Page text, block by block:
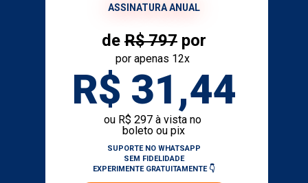
de R$ 797 por
por apenas 12x
R$ 31,44
ou R$ 297 à vista no
boleto ou pix
ASSINATURA ANUAL
SUPORTE NO WHATSAPP
SEM FIDELIDADE
EXPERIMENTE GRATUITAMENTE 👇